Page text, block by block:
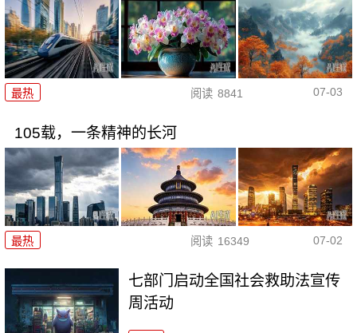
最热 阅读 8841 07-03
105载，一条精神的长河
最热 阅读 16349 07-02
七部门启动全国社会救助法宣传
周活动